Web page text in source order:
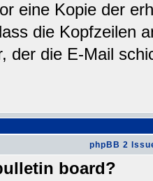
eine Kopie der
die Kopfzeilen
der die E-Mail
phpBB 2
board?